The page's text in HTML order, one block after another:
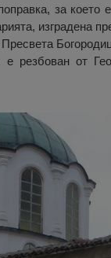
за което
изградена
е резбован от